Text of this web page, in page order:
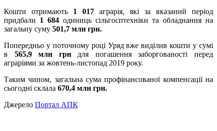
Кошти отримають 1 017 аграрія, які за вказаний період
придбали 1 684 одиниць сільгосптехніки та обладнання на
загальну суму 501,7 млн грн.
Попередньо у поточному році Уряд вже виділив кошти у сумі
в 565,9 млн грндля погашення заборгованості перед
аграріями за жовтень-листопад 2019 року.
Таким чином, загальна сума профінансованої компенсації на
сьогодні склала 670,4 млн грн.
Джерело Портал АПК